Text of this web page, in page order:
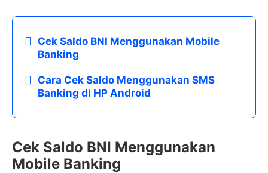
Cek Saldo BNI Menggunakan Mobile
Banking
Cara Cek Saldo Menggunakan SMS
Banking di HP Android
Cek Saldo BNI Menggunakan
Mobile Banking